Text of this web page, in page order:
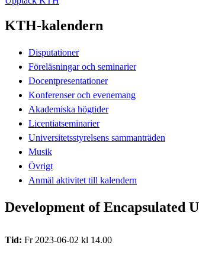
KTH-kalendern
Disputationer
Föreläsningar och seminarier
Docentpresentationer
Konferenser och evenemang
Akademiska högtider
Licentiatseminarier
Universitetsstyrelsens sammanträden
Musik
Övrigt
Anmäl aktivitet till kalendern
Development of Encapsulated
Tid: Fr 2023-06-02 kl 14.00